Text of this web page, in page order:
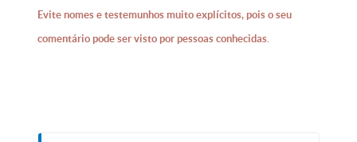
Evite nomes e testemunhos muito explícitos, pois o seu
comentário pode ser visto por pessoas conhecidas.